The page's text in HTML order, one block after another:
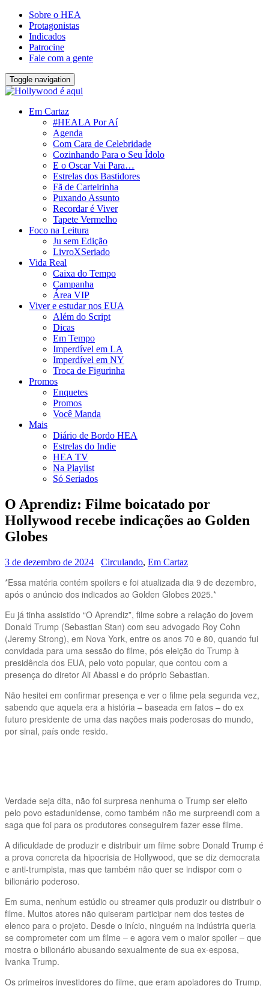
Sobre o HEA
Protagonistas
Indicados
Patrocine
Fale com a gente
Toggle navigation
Em Cartaz
#HEALA Por Aí
Agenda
Com Cara de Celebridade
Cozinhando Para o Seu Ídolo
E o Oscar Vai Para…
Estrelas dos Bastidores
Fã de Carteirinha
Puxando Assunto
Recordar é Viver
Tapete Vermelho
Foco na Leitura
Ju sem Edição
LivroXSeriado
Vida Real
Caixa do Tempo
Campanha
Área VIP
Viver e estudar nos EUA
Além do Script
Dicas
Em Tempo
Imperdível em LA
Imperdível em NY
Troca de Figurinha
Promos
Enquetes
Promos
Você Manda
Mais
Diário de Bordo HEA
Estrelas do Indie
HEA TV
Na Playlist
Só Seriados
O Aprendiz: Filme boicatado por
Hollywood recebe indicações ao Golden
Globes
3 de dezembro de 2024 Circulando, Em Cartaz
*Essa matéria contém spoilers e foi atualizada dia 9 de dezembro,
após o anúncio dos indicados ao Golden Globes 2025.*
Eu já tinha assistido “O Aprendiz”, filme sobre a relação do jovem
Donald Trump (Sebastian Stan) com seu advogado Roy Cohn
(Jeremy Strong), em Nova York, entre os anos 70 e 80, quando fui
convidada para uma sessão do filme, pós eleição do Trump à
presidência dos EUA, pelo voto popular, que contou com a
presença do diretor Ali Abassi e do próprio Sebastian.
Não hesitei em confirmar presença e ver o filme pela segunda vez,
sabendo que aquela era a história – baseada em fatos – do ex
futuro presidente de uma das nações mais poderosas do mundo,
por sinal, país onde resido.
Verdade seja dita, não foi surpresa nenhuma o Trump ser eleito
pelo povo estadunidense, como também não me surpreendi com a
saga que foi para os produtores conseguirem fazer esse filme.
A dificuldade de produzir e distribuir um filme sobre Donald Trump é
a prova concreta da hipocrisia de Hollywood, que se diz democrata
e anti-trumpista, mas que também não quer se indispor com o
bilionário poderoso.
Em suma, nenhum estúdio ou streamer quis produzir ou distribuir o
filme. Muitos atores não quiseram participar nem dos testes de
elenco para o projeto. Desde o início, ninguém na indústria queria
se comprometer com um filme – e agora vem o maior spoiler – que
mostra o bilionário abusando sexualmente de sua ex-esposa,
Ivanka Trump.
Os primeiros investidores do filme, que eram apoiadores do Trump,